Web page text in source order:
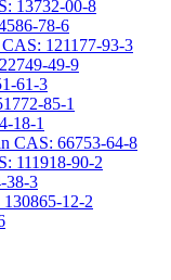
13732-00-8
78-6
121177-93-3
49-9
61-3
85-1
18-1
CAS: 66753-64-8
111918-90-2
38-3
12-2